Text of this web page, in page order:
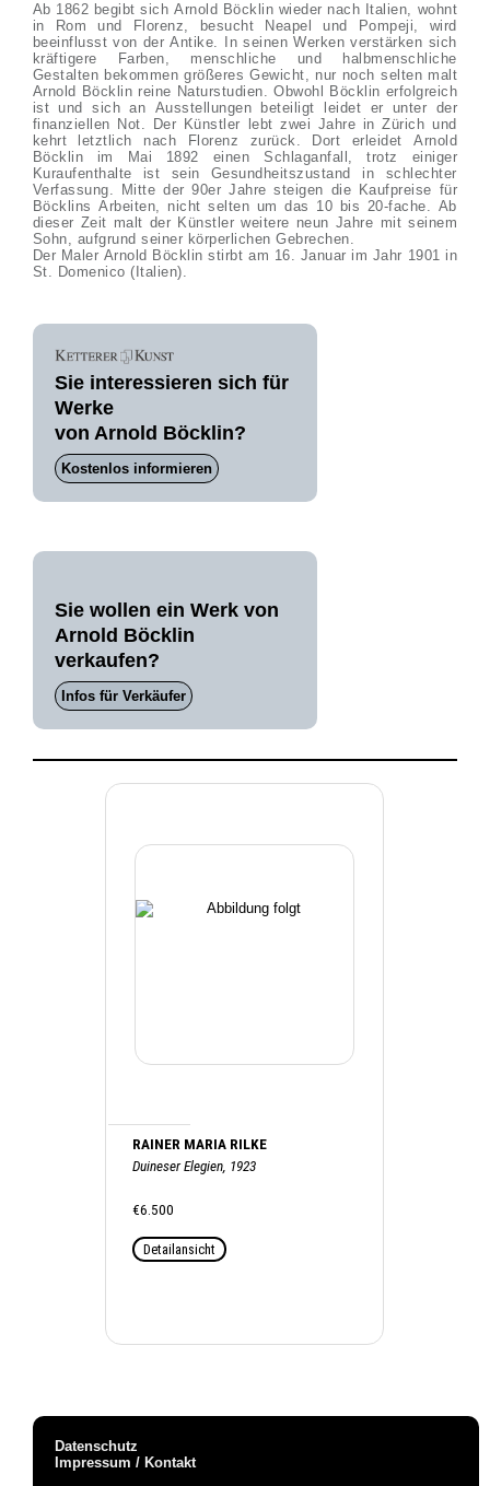
Ab 1862 begibt sich Arnold Böcklin wieder nach Italien, wohnt
in Rom und Florenz, besucht Neapel und Pompeji, wird
beeinflusst von der Antike. In seinen Werken verstärken sich
kräftigere Farben, menschliche und halbmenschliche
Gestalten bekommen größeres Gewicht, nur noch selten malt
Arnold Böcklin reine Naturstudien. Obwohl Böcklin erfolgreich
ist und sich an Ausstellungen beteiligt leidet er unter der
finanziellen Not. Der Künstler lebt zwei Jahre in Zürich und
kehrt letztlich nach Florenz zurück. Dort erleidet Arnold
Böcklin im Mai 1892 einen Schlaganfall, trotz einiger
Kuraufenthalte ist sein Gesundheitszustand in schlechter
Verfassung. Mitte der 90er Jahre steigen die Kaufpreise für
Böcklins Arbeiten, nicht selten um das 10 bis 20-fache. Ab
dieser Zeit malt der Künstler weitere neun Jahre mit seinem
Sohn, aufgrund seiner körperlichen Gebrechen.
Der Maler Arnold Böcklin stirbt am 16. Januar im Jahr 1901 in
St. Domenico (Italien).
Sie interessieren sich für
Werke
von Arnold Böcklin?
Kostenlos informieren
Sie wollen ein Werk von
Arnold Böcklin
verkaufen?
Infos für Verkäufer
RAINER MARIA RILKE
Duineser Elegien, 1923
€6.500
Detailansicht
Datenschutz
Impressum / Kontakt